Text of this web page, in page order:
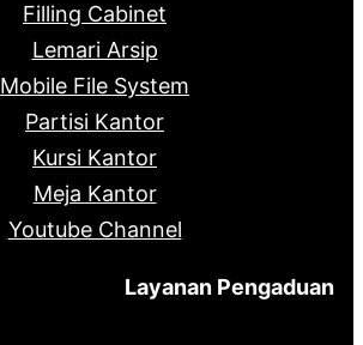
Filling Cabinet
Lemari Arsip
Mobile File System
Partisi Kantor
Kursi Kantor
Meja Kantor
Youtube Channel
Layanan Pengaduan